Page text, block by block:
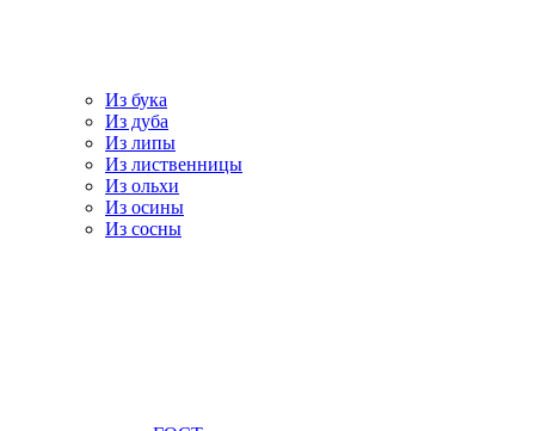
Из бука
Из дуба
Из липы
Из лиственницы
Из ольхи
Из осины
Из сосны